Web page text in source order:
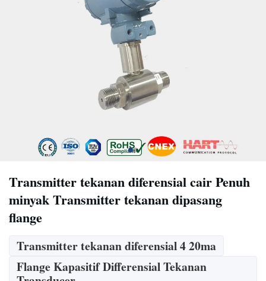
Transmitter tekanan diferensial cair Penuh
minyak Transmitter tekanan dipasang
flange
Transmitter tekanan diferensial 4 20ma
Flange Kapasitif Differensial Tekanan